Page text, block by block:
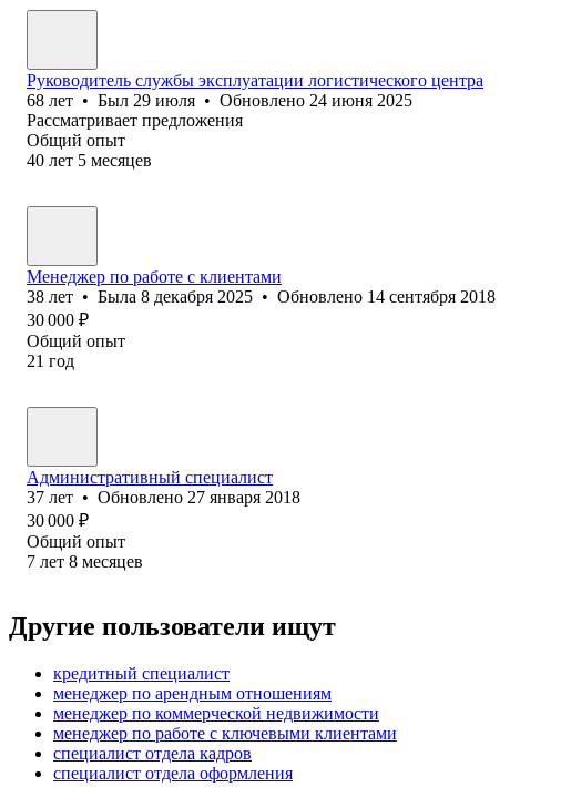
Руководитель службы эксплуатации логистического центра
68 лет • Был 29 июля • Обновлено 24 июня 2025
Рассматривает предложения
Общий опыт
40 лет 5 месяцев
Менеджер по работе с клиентами
38 лет • Была 8 декабря 2025 • Обновлено 14 сентября 2018
30 000 ₽
Общий опыт
21 год
Административный специалист
37 лет • Обновлено 27 января 2018
30 000 ₽
Общий опыт
7 лет 8 месяцев
Другие пользователи ищут
кредитный специалист
менеджер по арендным отношениям
менеджер по коммерческой недвижимости
менеджер по работе с ключевыми клиентами
специалист отдела кадров
специалист отдела оформления